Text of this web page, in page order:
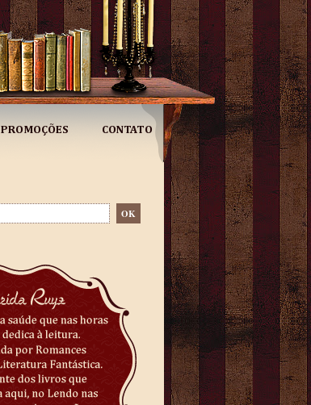
PROMOÇÕES CONTATO